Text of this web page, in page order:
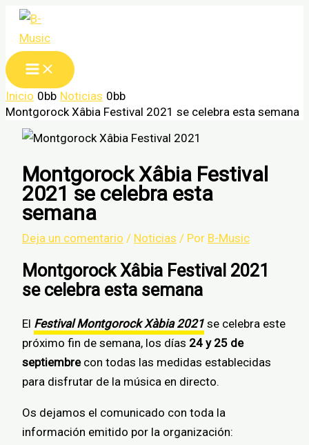
contenido
Inicio
Noticias
Montgorock Xâbia Festival 2021 se celebra esta semana
Montgorock Xâbia Festival
2021 se celebra esta
semana
Deja un comentario / Noticias / Por B-Music
Montgorock Xâbia Festival 2021
se celebra esta semana
El Festival Montgorock Xàbia 2021 se celebra este
próximo fin de semana, los días 24 y 25 de
septiembrecon todas las medidas establecidas
para disfrutar de la música en directo.
Os dejamos el comunicado con toda la
información emitido por la organización: